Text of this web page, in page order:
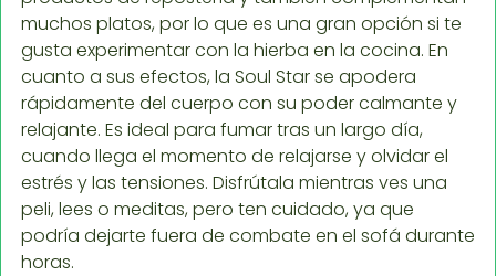
muchos platos, por lo que es una gran opción si te
gusta experimentar con la hierba en la cocina. En
cuanto a sus efectos, la Soul Star se apodera
rápidamente del cuerpo con su poder calmante y
relajante. Es ideal para fumar tras un largo día,
cuando llega el momento de relajarse y olvidar el
estrés y las tensiones. Disfrútala mientras ves una
peli, lees o meditas, pero ten cuidado, ya que
podría dejarte fuera de combate en el sofá durante
horas.